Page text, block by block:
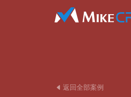
 返回全部案例